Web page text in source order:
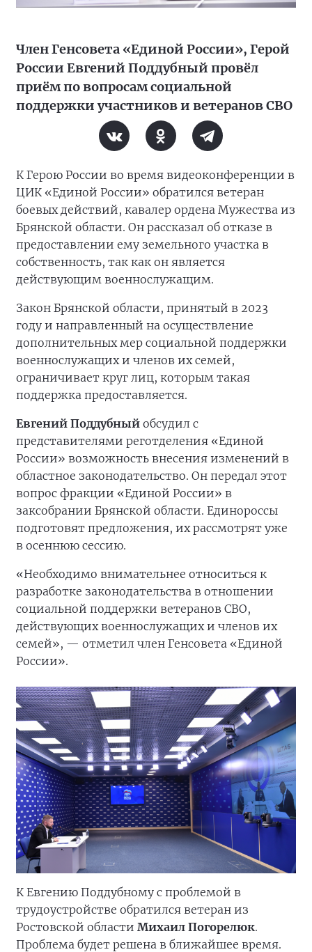
Член Генсовета «Единой России», Герой
России Евгений Поддубный провёл
приём по вопросам социальной
поддержки участников и ветеранов СВО
К Герою России во время видеоконференции в
ЦИК «Единой России» обратился ветеран
боевых действий, кавалер ордена Мужества из
Брянской области. Он рассказал об отказе в
предоставлении ему земельного участка в
собственность, так как он является
действующим военнослужащим.
Закон Брянской области, принятый в 2023
году и направленный на осуществление
дополнительных мер социальной поддержки
военнослужащих и членов их семей,
ограничивает круг лиц, которым такая
поддержка предоставляется.
Евгений Поддубный обсудил с
представителями реготделения «Единой
России» возможность внесения изменений в
областное законодательство. Он передал этот
вопрос фракции «Единой России» в
заксобрании Брянской области. Единороссы
подготовят предложения, их рассмотрят уже
в осеннюю сессию.
«Необходимо внимательнее относиться к
разработке законодательства в отношении
социальной поддержки ветеранов СВО,
действующих военнослужащих и членов их
семей», — отметил член Генсовета «Единой
России».
К Евгению Поддубному с проблемой в
трудоустройстве обратился ветеран из
Ростовской области Михаил Погорелюк.
Проблема будет решена в ближайшее время.